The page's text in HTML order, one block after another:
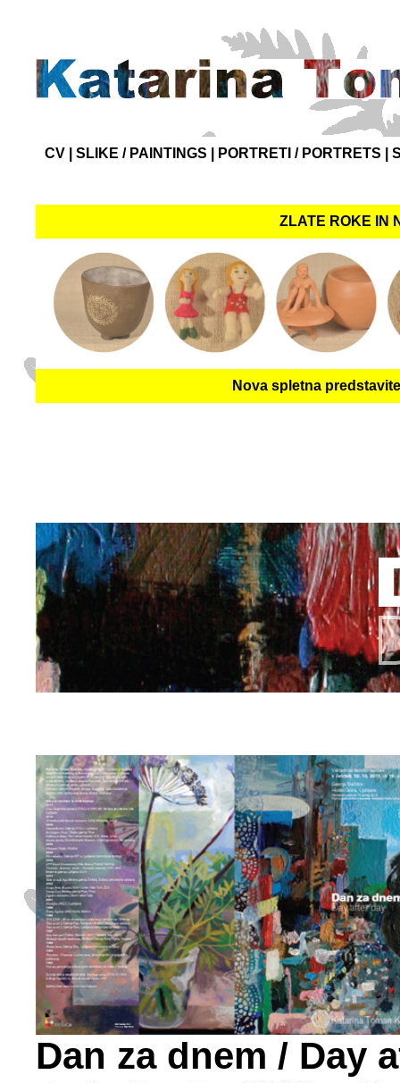
CV| SLIKE / PAINTINGS PORTRETI / PORTRETS
ZLATE ROKE IN
Nova spletna
Dan za dnem / Day